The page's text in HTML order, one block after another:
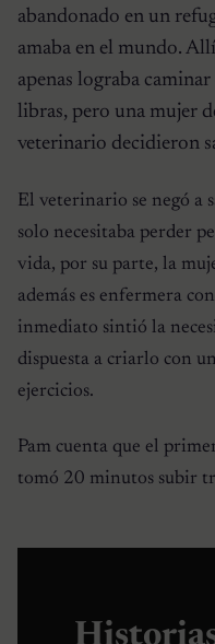
abandonado en un
amaba en el mundo.
apenas lograba
libras, pero una mujer
veterinario decidieron
El veterinario se negó a
solo necesitaba perder
vida, por su parte, la
además es enfermera
inmediato sintió la
dispuesta a criarlo con
ejercicios.
Pam cuenta que el
tomó 20 minutos subir